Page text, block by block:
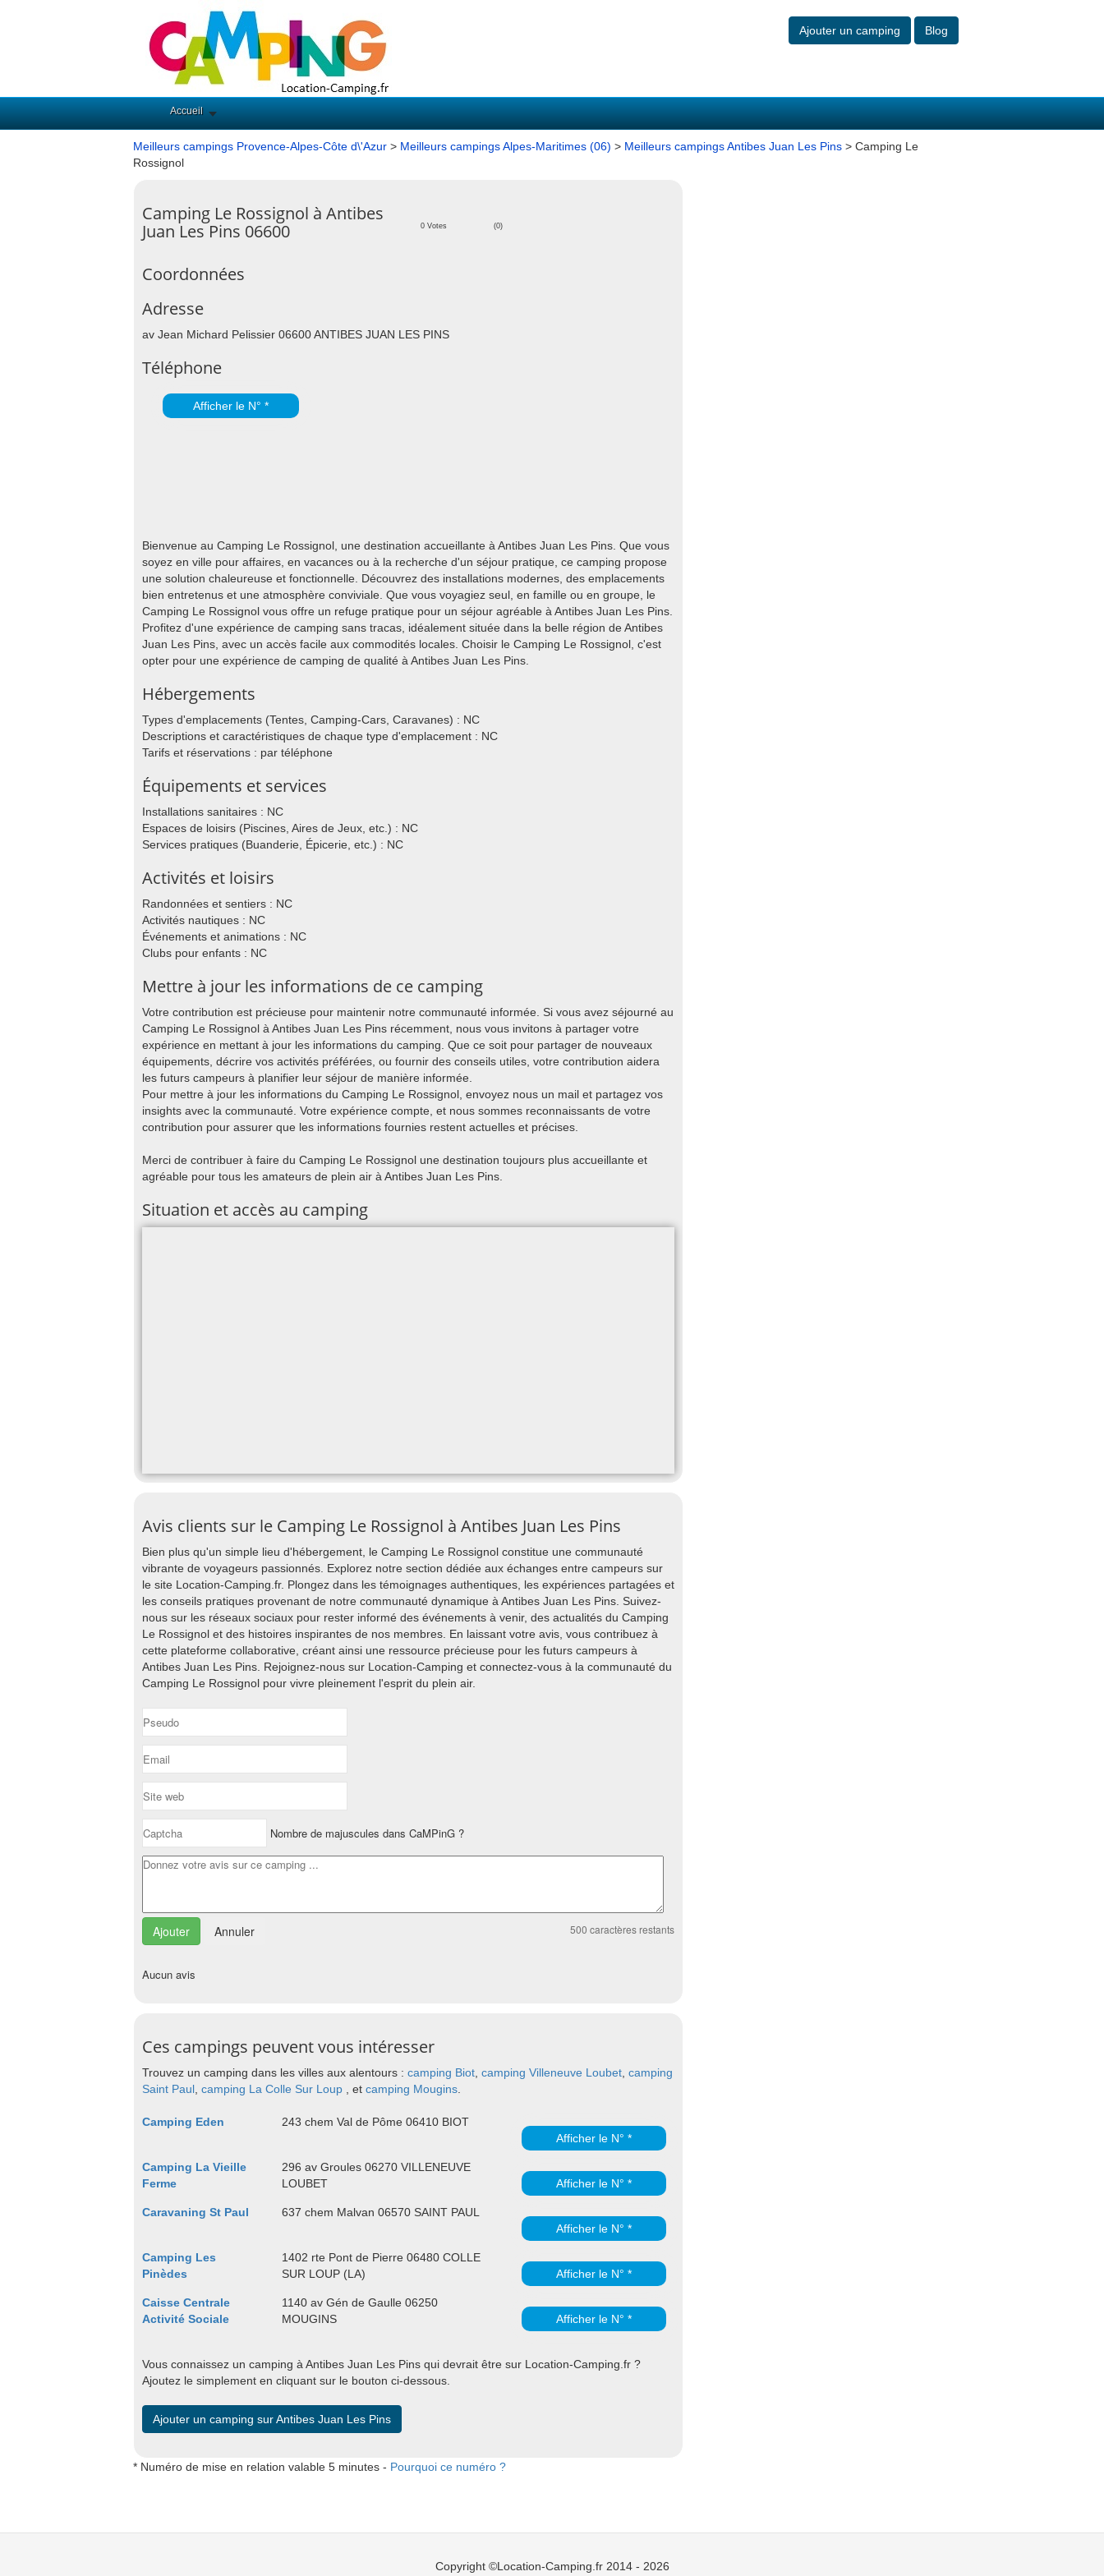
Ajouter un camping Blog
Accueil
Meilleurs campings Provence-Alpes-Côte d\'Azur > Meilleurs campings Alpes-Maritimes (06) > Meilleurs campings Antibes Juan Les Pins > Camping Le
Rossignol
Camping Le Rossignol à Antibes
Juan Les Pins 06600
0 Votes (0)
Coordonnées
Adresse
av Jean Michard Pelissier 06600 ANTIBES JUAN LES PINS
Téléphone
Afficher le N° *
Bienvenue au Camping Le Rossignol, une destination accueillante à Antibes Juan Les Pins. Que vous
soyez en ville pour affaires, en vacances ou à la recherche d'un séjour pratique, ce camping propose
une solution chaleureuse et fonctionnelle. Découvrez des installations modernes, des emplacements
bien entretenus et une atmosphère conviviale. Que vous voyagiez seul, en famille ou en groupe, le
Camping Le Rossignol vous offre un refuge pratique pour un séjour agréable à Antibes Juan Les Pins.
Profitez d'une expérience de camping sans tracas, idéalement située dans la belle région de Antibes
Juan Les Pins, avec un accès facile aux commodités locales. Choisir le Camping Le Rossignol, c'est
opter pour une expérience de camping de qualité à Antibes Juan Les Pins.
Hébergements
Types d'emplacements (Tentes, Camping-Cars, Caravanes) : NC
Descriptions et caractéristiques de chaque type d'emplacement : NC
Tarifs et réservations : par téléphone
Équipements et services
Installations sanitaires : NC
Espaces de loisirs (Piscines, Aires de Jeux, etc.) : NC
Services pratiques (Buanderie, Épicerie, etc.) : NC
Activités et loisirs
Randonnées et sentiers : NC
Activités nautiques : NC
Événements et animations : NC
Clubs pour enfants : NC
Mettre à jour les informations de ce camping
Votre contribution est précieuse pour maintenir notre communauté informée. Si vous avez séjourné au
Camping Le Rossignol à Antibes Juan Les Pins récemment, nous vous invitons à partager votre
expérience en mettant à jour les informations du camping. Que ce soit pour partager de nouveaux
équipements, décrire vos activités préférées, ou fournir des conseils utiles, votre contribution aidera
les futurs campeurs à planifier leur séjour de manière informée.
Pour mettre à jour les informations du Camping Le Rossignol, envoyez nous un mail et partagez vos
insights avec la communauté. Votre expérience compte, et nous sommes reconnaissants de votre
contribution pour assurer que les informations fournies restent actuelles et précises.
Merci de contribuer à faire du Camping Le Rossignol une destination toujours plus accueillante et
agréable pour tous les amateurs de plein air à Antibes Juan Les Pins.
Situation et accès au camping
Avis clients sur le Camping Le Rossignol à Antibes Juan Les Pins
Bien plus qu'un simple lieu d'hébergement, le Camping Le Rossignol constitue une communauté
vibrante de voyageurs passionnés. Explorez notre section dédiée aux échanges entre campeurs sur
le site Location-Camping.fr. Plongez dans les témoignages authentiques, les expériences partagées et
les conseils pratiques provenant de notre communauté dynamique à Antibes Juan Les Pins. Suivez-
nous sur les réseaux sociaux pour rester informé des événements à venir, des actualités du Camping
Le Rossignol et des histoires inspirantes de nos membres. En laissant votre avis, vous contribuez à
cette plateforme collaborative, créant ainsi une ressource précieuse pour les futurs campeurs à
Antibes Juan Les Pins. Rejoignez-nous sur Location-Camping et connectez-vous à la communauté du
Camping Le Rossignol pour vivre pleinement l'esprit du plein air.
Nombre de majuscules dans CaMPinG ?
Annuler 500 caractères restants
Aucun avis
Ces campings peuvent vous intéresser
Trouvez un camping dans les villes aux alentours : camping Biot camping Villeneuve Loubet camping
Saint Paul camping La Colle Sur Loup , et camping Mougins
Camping Eden
243 chem Val de Pôme 06410 BIOT
Afficher le N° *
Camping La Vieille
Ferme
296 av Groules 06270 VILLENEUVE
LOUBET
Afficher le N° *
Caravaning St Paul
637 chem Malvan 06570 SAINT PAUL
Afficher le N° *
Camping Les
Pinèdes
1402 rte Pont de Pierre 06480 COLLE
SUR LOUP (LA)
Afficher le N° *
Caisse Centrale
Activité Sociale
1140 av Gén de Gaulle 06250
MOUGINS
Afficher le N° *
Vous connaissez un camping à Antibes Juan Les Pins qui devrait être sur Location-Camping.fr ?
Ajoutez le simplement en cliquant sur le bouton ci-dessous.
Ajouter un camping sur Antibes Juan Les Pins
* Numéro de mise en relation valable 5 minutes - Pourquoi ce numéro ?
Copyright ©Location-Camping.fr 2014 - 2026